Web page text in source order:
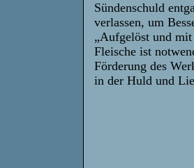
Sündenschuld
verlassen, um
„Aufgelöst und
Fleische ist
Förderung des
in der Huld und